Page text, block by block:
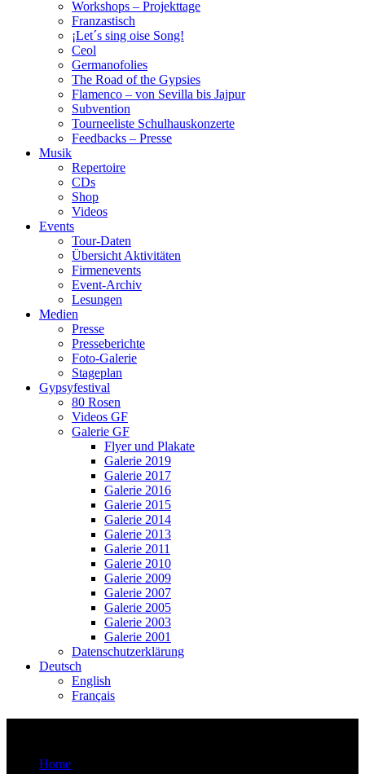
Workshops – Projekttage
Franzastisch
¡Let´s sing oise Song!
Ceol
Germanofolies
The Road of the Gypsies
Flamenco – von Sevilla bis Jajpur
Subvention
Tourneeliste Schulhauskonzerte
Feedbacks – Presse
Musik
Repertoire
CDs
Shop
Videos
Events
Tour-Daten
Übersicht Aktivitäten
Firmenevents
Event-Archiv
Lesungen
Medien
Presse
Presseberichte
Foto-Galerie
Stageplan
Gypsyfestival
80 Rosen
Videos GF
Galerie GF
Flyer und Plakate
Galerie 2019
Galerie 2017
Galerie 2016
Galerie 2015
Galerie 2014
Galerie 2013
Galerie 2011
Galerie 2010
Galerie 2009
Galerie 2007
Galerie 2005
Galerie 2003
Galerie 2001
Datenschutzerklärung
Deutsch
English
Français
Home